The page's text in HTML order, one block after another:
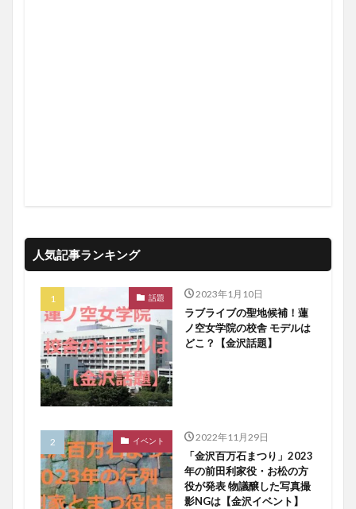
人気記事ランキング
話題 2023年1月10日
ラブライブの聖地候補！蓮
ノ空女学院の校舎 モデルは
どこ？【金沢話題】
イベント 2022年11月29日
「金沢百万石まつり」2023
年の前田利家役・お松の方
役が発表 物議醸した写真撮
影NGは【金沢イベント】